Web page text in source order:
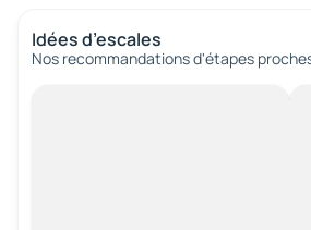
Idées d’escales
Nos recommandations d'étapes